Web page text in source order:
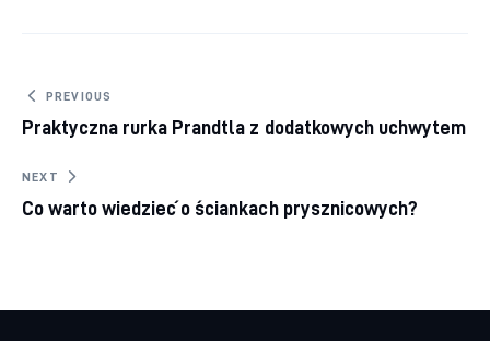
Nawigacja wpisu
PREVIOUS
Praktyczna rurka Prandtla z dodatkowych uchwytem
NEXT
Co warto wiedzieć o ściankach prysznicowych?